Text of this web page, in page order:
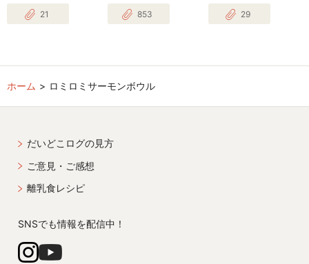
21 853 29
ホーム ロミロミサーモンボウル
だいどこログの見方
ご意見・ご感想
離乳食レシピ
SNSでも情報を配信中！